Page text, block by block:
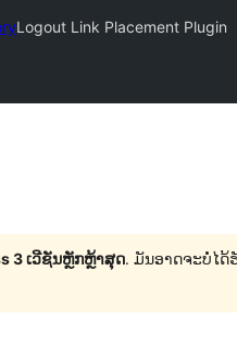
Logout Link Placement Plugin
3 ເວີຊັນຫຼັກຫຼ້າສຸດ. ມັນອາດຈະບໍ່ໄດ້